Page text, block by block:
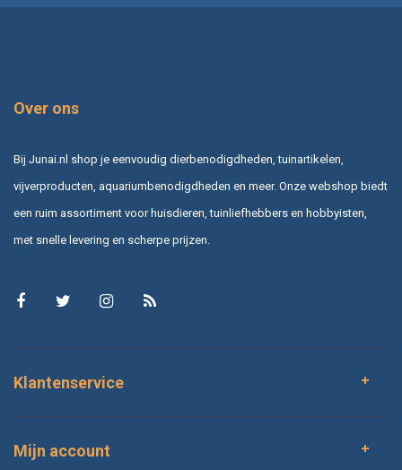
Over ons
Bij Junai.nl shop je eenvoudig dierbenodigdheden, tuinartikelen,
vijverproducten, aquariumbenodigdheden en meer. Onze webshop biedt
een ruim assortiment voor huisdieren, tuinliefhebbers en hobbyisten,
met snelle levering en scherpe prijzen.
Klantenservice
Mijn account